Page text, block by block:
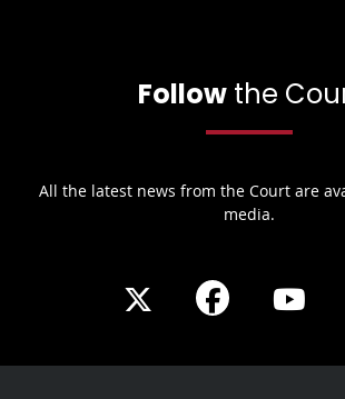
Follow the
All the latest news from the Court are
media.
Share
X
Share
Facebook